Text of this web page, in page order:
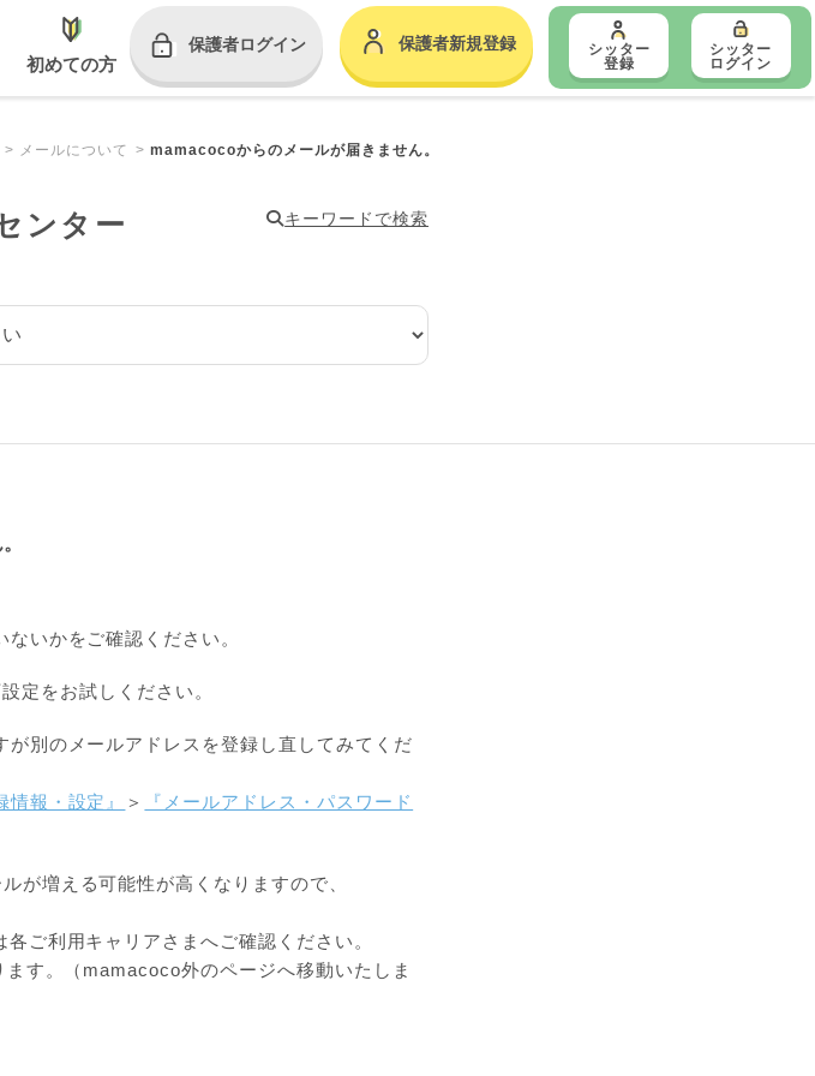
初めての方
保護者ログイン 保護者新規登録
シッター
登録
シッター
ログイン
メールについて mamacocoからのメールが届きません。
ンター キーワードで検索
いかをご確認ください。
定をお試しください。
別のメールアドレスを登録し直してみてくだ
情報・設定』 ＞
『メールアドレス・パスワード
が増える可能性が高くなりますので、
ご利用キャリアさまへご確認ください。
す。（mamacoco外のページへ移動いたしま